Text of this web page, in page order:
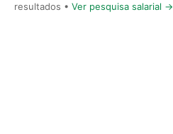
resultados • Ver pesquisa salarial →